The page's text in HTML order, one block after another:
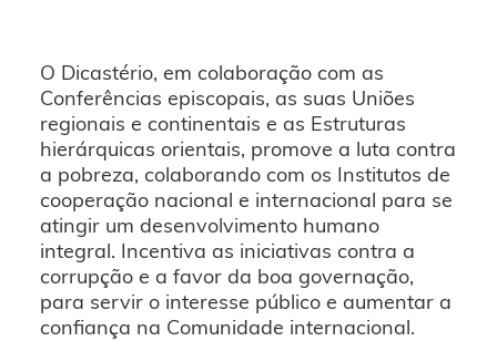
O Dicastério, em colaboração com as
Conferências episcopais, as suas Uniões
regionais e continentais e as Estruturas
hierárquicas orientais, promove a luta contra
a pobreza, colaborando com os Institutos de
cooperação nacional e internacional para se
atingir um desenvolvimento humano
integral. Incentiva as iniciativas contra a
corrupção e a favor da boa governação,
para servir o interesse público e aumentar a
confiança na Comunidade internacional.